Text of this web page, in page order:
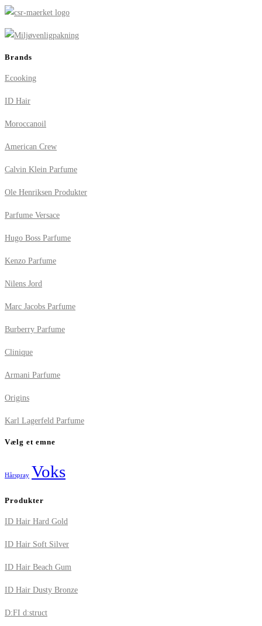
Brands
Ecooking
ID Hair
Moroccanoil
American Crew
Calvin Klein Parfume
Ole Henriksen Produkter
Parfume Versace
Hugo Boss Parfume
Kenzo Parfume
Nilens Jord
Marc Jacobs Parfume
Burberry Parfume
Clinique
Armani Parfume
Origins
Karl Lagerfeld Parfume
Vælg et emne
Hårspray Voks
Produkter
ID Hair Hard Gold
ID Hair Soft Silver
ID Hair Beach Gum
ID Hair Dusty Bronze
D:FI d:struct